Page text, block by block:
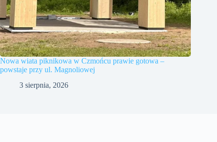
Nowa wiata piknikowa w Czmońcu prawie gotowa –
powstaje przy ul. Magnoliowej
3 sierpnia, 2026